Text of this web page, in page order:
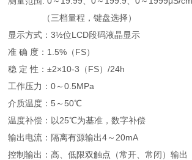
（三档量程，键盘选择）
显示方式：3½位LCD段码液晶显示
准 确 度：1.5%（FS）
稳 定 性：±2×10-3（FS）/24h
工作压力：0～0.5MPa
介质温度：5～50℃
温度补偿：以25℃为基准，数字补偿
输出电流：隔离有源输出4～20mA
控制输出：高、低限双触点（常开、常闭）输出